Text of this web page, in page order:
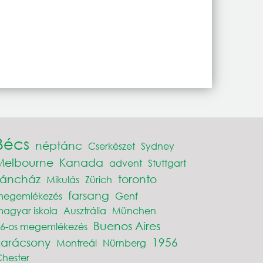
néptánc Cserkészet Sydney
Kanada advent Stuttgart
Mikulás Zürich toronto
farsang Genf
iskola Ausztrália München
os megemlékezés Buenos Aires
Montreál Nürnberg 1956